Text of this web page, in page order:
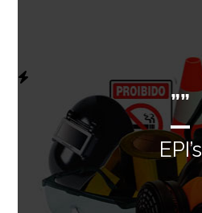
””
EPI’s